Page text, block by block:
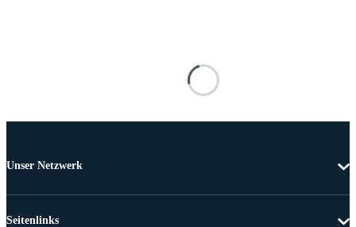
Unser Netzwerk
Seitenlinks